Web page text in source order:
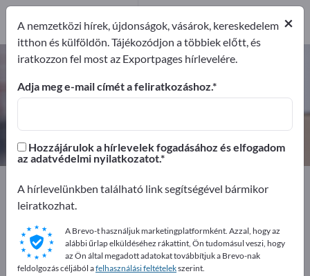
Élvédők – gyártók és beszállítók
keresése
Gyártók4
Exportpages Szállítás és csomagolás
Csomagolások
Élvédők
Hirdessen ingyen az Exportpages-
en!
×
A nemzetközi hírek, újdonságok, vásárok, kereskedelem
itthon és külföldön. Tájékozódjon a többiek előtt, és
iratkozzon fel most az Exportpages hírlevelére.
Adja meg e-mail címét a feliratkozáshoz.
Hozzájárulok a hírlevelek fogadásához és elfogadom
az adatvédelmi nyilatkozatot.
A hírlevelünkben található link segítségével bármikor
leiratkozhat.
A Brevo-t használjuk marketingplatformként. Azzal, hogy az
alábbi űrlap elküldéséhez rákattint, Ön tudomásul veszi, hogy
az Ön által megadott adatokat továbbítjuk a Brevo-nak
feldolgozás céljából afelhasználási feltételekszerint.